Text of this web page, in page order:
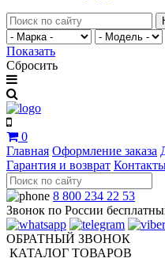
Показать
Сбросить
0
Главная Оформление заказа
Гарантия и возврат
8 800 234 22 53
Звонок по России
ОБРАТНЫЙ ЗВОНОК
КАТАЛОГ ТОВАРОВ